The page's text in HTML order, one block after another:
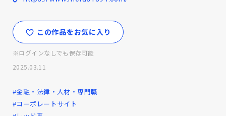
この作品をお気に入り
※ログインなしでも保存可能
2025.03.11
#金融・法律・人材・専門職
#コーポレートサイト